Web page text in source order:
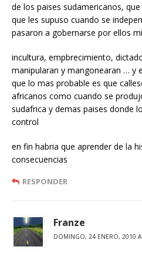
de los paises sudamericanos,
que les supuso cuando se
pasaron a gobernarse por ellos
incultura, empbrecimiento,
manipularan y mangonearan … y
que lo mas probable es que
africanos como cuando se
sudafrica y demas paises donde
control
en fin habria que aprender de la
consecuencias
RESPONDER
Franze
DOMINGO, 24 ENERO, 2010 A